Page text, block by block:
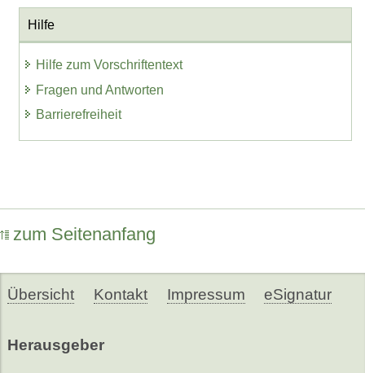
Hilfe
Hilfe zum Vorschriftentext
Fragen und Antworten
Barrierefreiheit
zum Seitenanfang
Übersicht Kontakt Impressum eSignatur
Herausgeber